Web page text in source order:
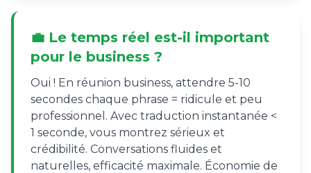
💼 Le temps réel est-il important
pour le business ?
Oui ! En réunion business, attendre 5-10
secondes chaque phrase = ridicule et peu
professionnel. Avec traduction instantanée <
1 seconde, vous montrez sérieux et
crédibilité. Conversations fluides et
naturelles, efficacité maximale. Économie de